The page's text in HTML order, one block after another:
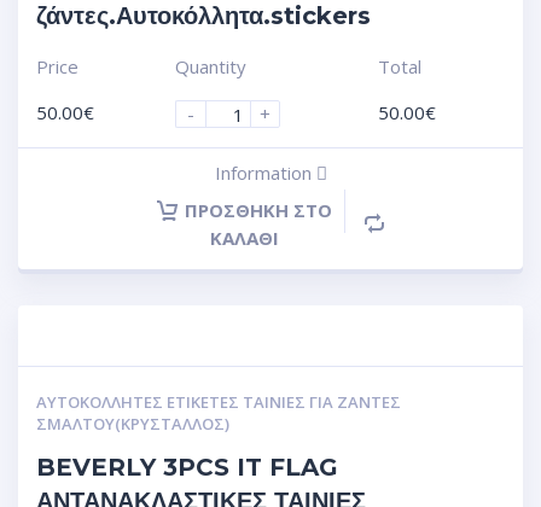
ζάντες.Αυτοκόλλητα.stickers
Price
50.00€
Quantity
-
+
Total
50.00€
Information
ΠΡΟΣΘΉΚΗ ΣΤΟ
ΚΑΛΆΘΙ
ΑΥΤΟΚΌΛΛΗΤΕΣ ΕΤΙΚΈΤΕΣ ΤΑΙΝΊΕΣ ΓΙΑ ΖΆΝΤΕΣ
ΣΜΆΛΤΟΥ(ΚΡΎΣΤΑΛΛΟΣ)
BEVERLY 3PCS IT FLAG
ΑΝΤΑΝΑΚΛΑΣΤΙΚΕΣ ΤΑΙΝΙΕΣ